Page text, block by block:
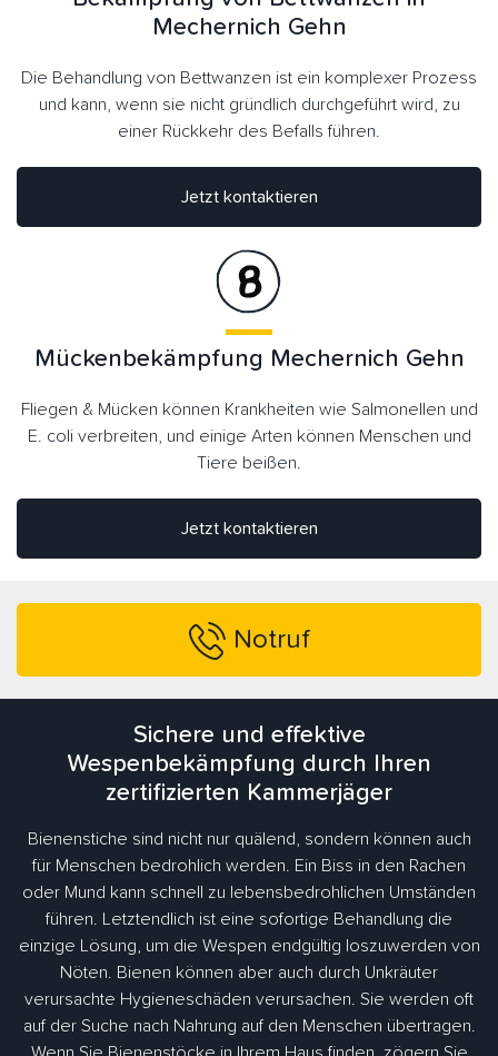
Mechernich Gehn
Die Behandlung von Bettwanzen ist ein komplexer Prozess
und kann, wenn sie nicht gründlich durchgeführt wird, zu
einer Rückkehr des Befalls führen.
Jetzt kontaktieren
Jetzt kontaktieren
Mückenbekämpfung Mechernich Gehn
Fliegen & Mücken können Krankheiten wie Salmonellen und
E. coli verbreiten, und einige Arten können Menschen und
Tiere beißen.
Notruf
Sichere und effektive
Wespenbekämpfung durch Ihren
zertifizierten Kammerjäger
Bienenstiche sind nicht nur quälend, sondern können auch
für Menschen bedrohlich werden. Ein Biss in den Rachen
oder Mund kann schnell zu lebensbedrohlichen Umständen
führen. Letztendlich ist eine sofortige Behandlung die
einzige Lösung, um die Wespen endgültig loszuwerden von
Nöten. Bienen können aber auch durch Unkräuter
verursachte Hygieneschäden verursachen. Sie werden oft
auf der Suche nach Nahrung auf den Menschen übertragen.